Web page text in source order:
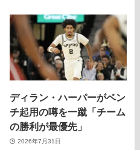
ディラン・ハーパーがベン
チ起用の噂を一蹴「チーム
の勝利が最優先」
2026年7月31日